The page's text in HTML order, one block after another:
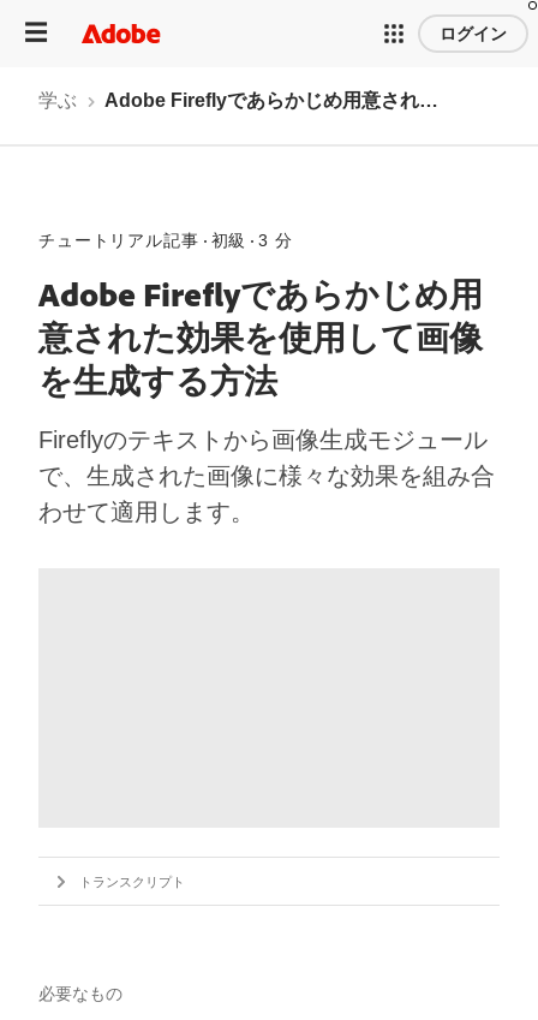
ログイン
学ぶ Adobe Fireflyであらかじめ用意された効果を使用して画像を生成する方法
チュートリアル記事 初級 3 分
Adobe Fireflyであらかじめ用
意された効果を使用して画像
を生成する方法
Fireflyのテキストから画像生成モジュール
で、生成された画像に様々な効果を組み合
わせて適用します。
トランスクリプト
必要なもの